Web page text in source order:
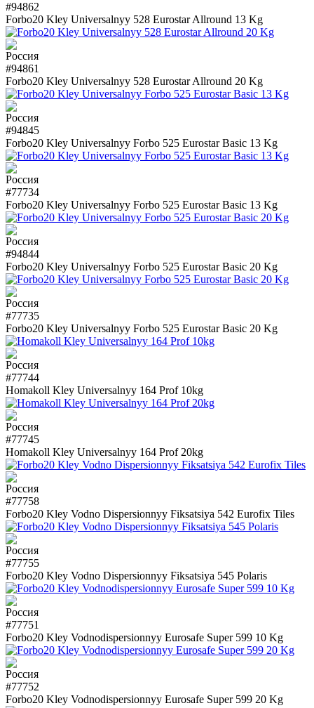
#94862
Forbo20 Kley Universalnyy 528 Eurostar Allround 13 Kg
#94861
Forbo20 Kley Universalnyy 528 Eurostar Allround 20 Kg
#94845
Forbo20 Kley Universalnyy Forbo 525 Eurostar Basic 13 Kg
#77734
Forbo20 Kley Universalnyy Forbo 525 Eurostar Basic 13 Kg
#94844
Forbo20 Kley Universalnyy Forbo 525 Eurostar Basic 20 Kg
#77735
Forbo20 Kley Universalnyy Forbo 525 Eurostar Basic 20 Kg
#77744
Homakoll Kley Universalnyy 164 Prof 10kg
#77745
Homakoll Kley Universalnyy 164 Prof 20kg
#77758
Forbo20 Kley Vodno Dispersionnyy Fiksatsiya 542 Eurofix Tiles
#77755
Forbo20 Kley Vodno Dispersionnyy Fiksatsiya 545 Polaris
#77751
Forbo20 Kley Vodnodispersionnyy Eurosafe Super 599 10 Kg
#77752
Forbo20 Kley Vodnodispersionnyy Eurosafe Super 599 20 Kg